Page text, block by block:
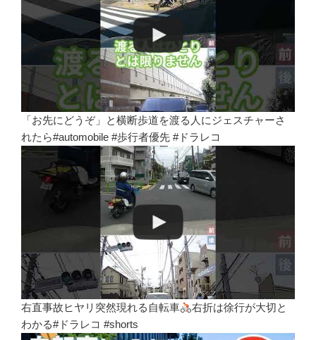
「お先にどうぞ」と横断歩道を渡る人にジェスチャーさ
れたら#automobile #歩行者優先 #ドラレコ
右直事故ヒヤリ突然現れる自転車
右折は徐行が大切と
わかる#ドラレコ #shorts